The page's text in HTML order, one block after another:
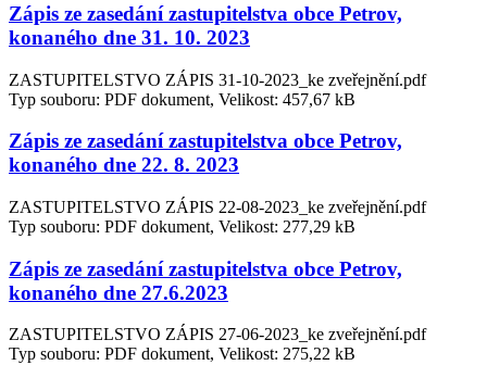
Zápis ze zasedání zastupitelstva obce Petrov,
konaného dne 31. 10. 2023
ZASTUPITELSTVO ZÁPIS 31-10-2023_ke zveřejnění.pdf
Typ souboru: PDF dokument, Velikost: 457,67 kB
Zápis ze zasedání zastupitelstva obce Petrov,
konaného dne 22. 8. 2023
ZASTUPITELSTVO ZÁPIS 22-08-2023_ke zveřejnění.pdf
Typ souboru: PDF dokument, Velikost: 277,29 kB
Zápis ze zasedání zastupitelstva obce Petrov,
konaného dne 27.6.2023
ZASTUPITELSTVO ZÁPIS 27-06-2023_ke zveřejnění.pdf
Typ souboru: PDF dokument, Velikost: 275,22 kB